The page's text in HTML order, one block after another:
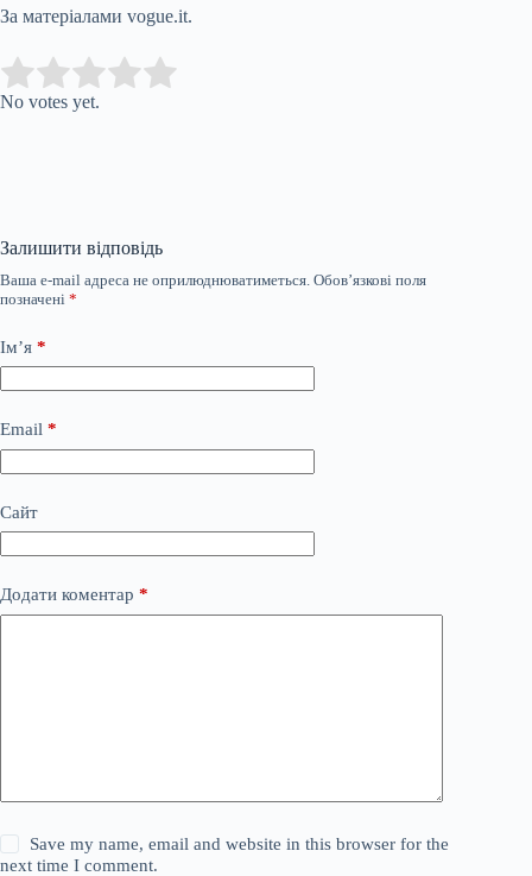
За матеріалами vogue.it.
Rate this item:
No votes yet.
Залишити відповідь
Ваша e-mail адреса не оприлюднюватиметься. Обов’язкові поля
позначені *
Ім’я *
Email *
Сайт
Додати коментар *
Save my name, email and website in this browser for the
next time I comment.